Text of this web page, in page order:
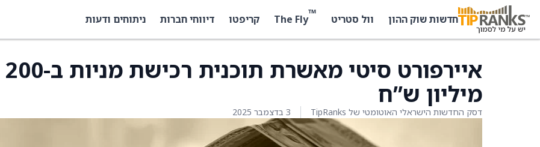
חדשות שוק ההון וול סטריט ™
The Fly קריפטו דיווחי חברות ניתוחים ודעות
איירפורט סיטי מאשרת תוכנית רכישת מניות ב-200
מיליון ש”ח
דסק החדשות הישראלי האוטומטי של TipRanks 3 בדצמבר 2025